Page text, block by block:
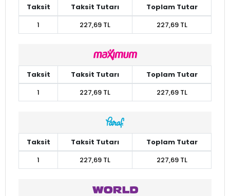
Taksit Taksit Tutarı
Toplam Tutar
1
227,69 TL 227,69 TL
Taksit Taksit Tutarı
Toplam Tutar
1
227,69 TL 227,69 TL
Taksit Taksit Tutarı
Toplam Tutar
1
227,69 TL 227,69 TL